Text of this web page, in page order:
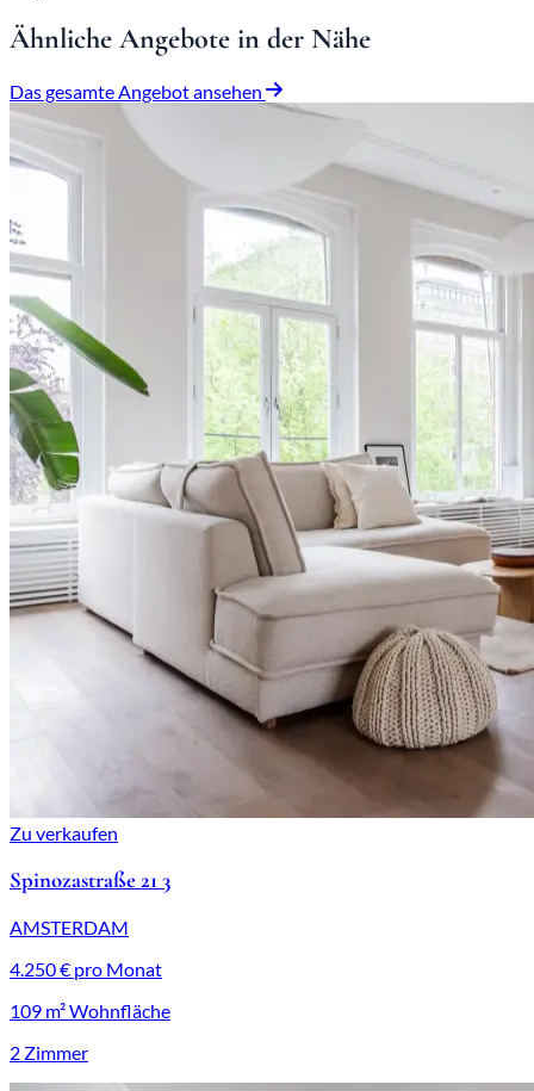
Ähnliche Angebote in der Nähe
Das gesamte Angebot ansehen
Zu verkaufen
Spinozastraße 21 3
AMSTERDAM
4.250 € pro Monat
109 m² Wohnfläche
2 Zimmer